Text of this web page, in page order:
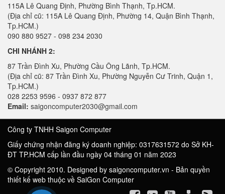
115A Lê Quang Định, Phường Bình Thạnh, Tp.HCM.
(Địa chỉ cũ: 115A Lê Quang Định, Phường 14, Quận Bình Thạnh,
Tp.HCM.)
090 880 9527 - 098 234 2030
CHI NHÁNH 2:
87 Trần Đình Xu, Phường Cầu Ông Lãnh, Tp.HCM.
(Địa chỉ cũ: 87 Trần Đình Xu, Phường Nguyễn Cư Trinh, Quận 1,
Tp.HCM.)
028 2253 9596 - 0937 872 877
Email: saigoncomputer2030@gmail.com
Công ty TNHH Saigon Computer
Giấy chứng nhận đăng ký doanh nghiệp: 0317631572 do Sở KH-
ĐT TP.HCM cấp lần đầu ngày 04 tháng 01 năm 2023
© Copyright 2010. Designed by saigoncomputer.vn - Bản quyền
thiết kế web thuộc về SaiGon Computer